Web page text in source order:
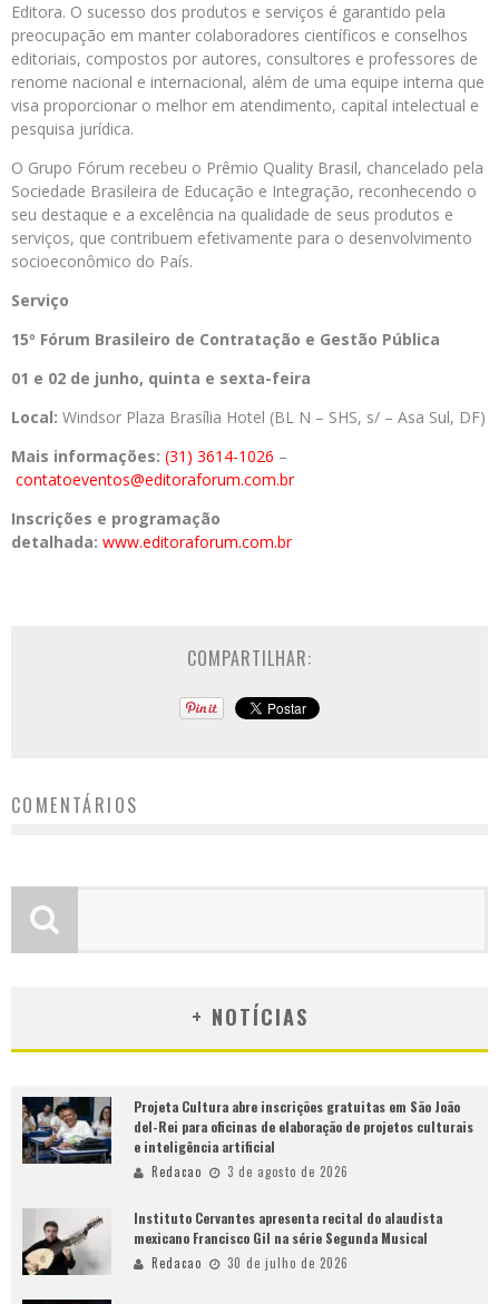
Editora. O sucesso dos produtos e serviços é garantido pela
preocupação em manter colaboradores científicos e conselhos
editoriais, compostos por autores, consultores e professores de
renome nacional e internacional, além de uma equipe interna que
visa proporcionar o melhor em atendimento, capital intelectual e
pesquisa jurídica.
O Grupo Fórum recebeu o Prêmio Quality Brasil, chancelado pela
Sociedade Brasileira de Educação e Integração, reconhecendo o
seu destaque e a excelência na qualidade de seus produtos e
serviços, que contribuem efetivamente para o desenvolvimento
socioeconômico do País.
Serviço
15º Fórum Brasileiro de Contratação e Gestão Pública
01 e 02 de junho, quinta e sexta-feira
Local: Windsor Plaza Brasília Hotel (BL N – SHS, s/ – Asa Sul, DF)
Mais informações: (31) 3614-1026 –
contatoeventos@editoraforum.com.br
Inscrições e programação
detalhada: www.editoraforum.com.br
COMPARTILHAR:
COMENTÁRIOS
+ NOTÍCIAS
Projeta Cultura abre inscrições gratuitas em São João
del-Rei para oficinas de elaboração de projetos culturais
e inteligência artificial
Redacao 3 de agosto de 2026
Instituto Cervantes apresenta recital do alaudista
mexicano Francisco Gil na série Segunda Musical
Redacao 30 de julho de 2026